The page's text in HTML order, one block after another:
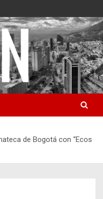
de Bogotá con “Ecos